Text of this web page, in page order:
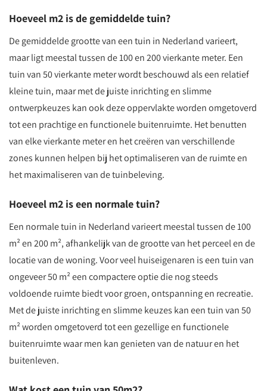
Hoeveel m2 is de gemiddelde tuin?
De gemiddelde grootte van een tuin in Nederland varieert,
maar ligt meestal tussen de 100 en 200 vierkante meter. Een
tuin van 50 vierkante meter wordt beschouwd als een relatief
kleine tuin, maar met de juiste inrichting en slimme
ontwerpkeuzes kan ook deze oppervlakte worden omgetoverd
tot een prachtige en functionele buitenruimte. Het benutten
van elke vierkante meter en het creëren van verschillende
zones kunnen helpen bij het optimaliseren van de ruimte en
het maximaliseren van de tuinbeleving.
Hoeveel m2 is een normale tuin?
Een normale tuin in Nederland varieert meestal tussen de 100
m² en 200 m², afhankelijk van de grootte van het perceel en de
locatie van de woning. Voor veel huiseigenaren is een tuin van
ongeveer 50 m² een compactere optie die nog steeds
voldoende ruimte biedt voor groen, ontspanning en recreatie.
Met de juiste inrichting en slimme keuzes kan een tuin van 50
m² worden omgetoverd tot een gezellige en functionele
buitenruimte waar men kan genieten van de natuur en het
buitenleven.